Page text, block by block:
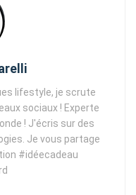
lifestyle, je scrute
sociaux ! Experte
! J'écris sur des
Je vous partage
#idéecadeau